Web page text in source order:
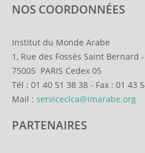
NOS COORDONNÉES
Institut du Monde Arabe
1, Rue des Fossés Saint Bernard -
75005 PARIS Cedex 05
Tél : 01 40 51 38 38 - Fax : 01 43
Mail : serviceclca@imarabe.org
PARTENAIRES